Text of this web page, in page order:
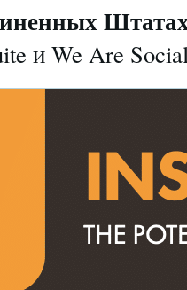
и We Are